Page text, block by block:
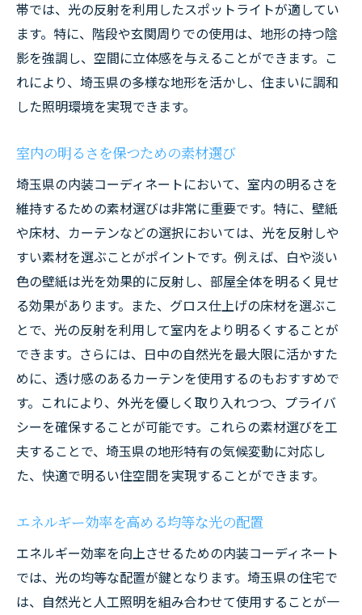
帯では、光の反射を利用したスポットライトが適してい
ます。特に、階段や玄関周りでの使用は、地形の持つ陰
影を強調し、空間に立体感を与えることができます。こ
れにより、埼玉県の多様な地形を活かし、住まいに調和
した照明環境を実現できます。
室内の明るさを保つための素材選び
埼玉県の内装コーディネートにおいて、室内の明るさを
維持するための素材選びは非常に重要です。特に、壁紙
や床材、カーテンなどの選択においては、光を反射しや
すい素材を選ぶことがポイントです。例えば、白や淡い
色の壁紙は光を効果的に反射し、部屋全体を明るく見せ
る効果があります。また、グロス仕上げの床材を選ぶこ
とで、光の反射を利用して室内をより明るくすることが
できます。さらには、日中の自然光を最大限に活かすた
めに、透け感のあるカーテンを使用するのもおすすめで
す。これにより、外光を優しく取り入れつつ、プライバ
シーを確保することが可能です。これらの素材選びを工
夫することで、埼玉県の地形特有の気候変動に対応し
た、快適で明るい住空間を実現することができます。
エネルギー効率を高める均等な光の配置
エネルギー効率を向上させるための内装コーディネート
では、光の均等な配置が鍵となります。埼玉県の住宅で
は、自然光と人工照明を組み合わせて使用することが一